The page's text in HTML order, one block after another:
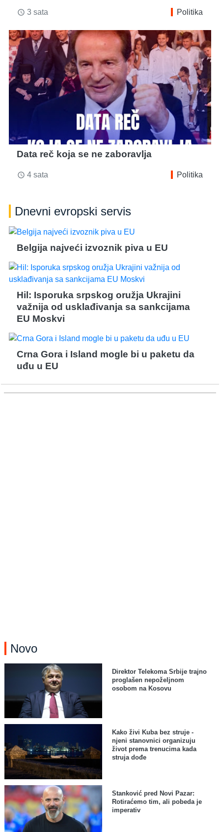
access_time 3 sata Politika
Data reč koja se ne zaboravlja
access_time 4 sata Politika
Dnevni evropski servis
Belgija najveći izvoznik piva u EU
Hil: Isporuka srpskog oružja Ukrajini
važnija od usklađivanja sa sankcijama
EU Moskvi
Crna Gora i Island mogle bi u paketu da
uđu u EU
Novo
Direktor Telekoma Srbije trajno
proglašen nepoželjnom
osobom na Kosovu
Kako živi Kuba bez struje -
njeni stanovnici organizuju
život prema trenucima kada
struja dođe
Stanković pred Novi Pazar:
Rotiraćemo tim, ali pobeda je
imperativ